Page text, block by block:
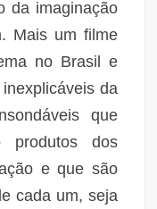
da imaginação
Mais um filme
no Brasil e
da
que
produtos dos
e que são
cada um, seja